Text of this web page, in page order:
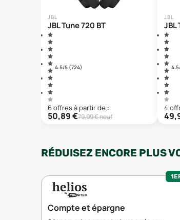
JBL
JBL Tune 720 BT
4.5/5 (724)
6offresà partir de :
50,89€79,99€ neuf
JBL
JBL
4.5
4
RÉDUISEZ ENCORE PLUS
Compte et épargne